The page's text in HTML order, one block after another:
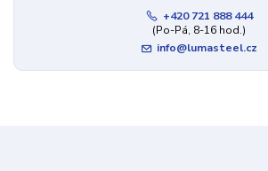
+420 721 888 444
(Po-Pá, 8-16 hod.)
info@lumasteel.cz